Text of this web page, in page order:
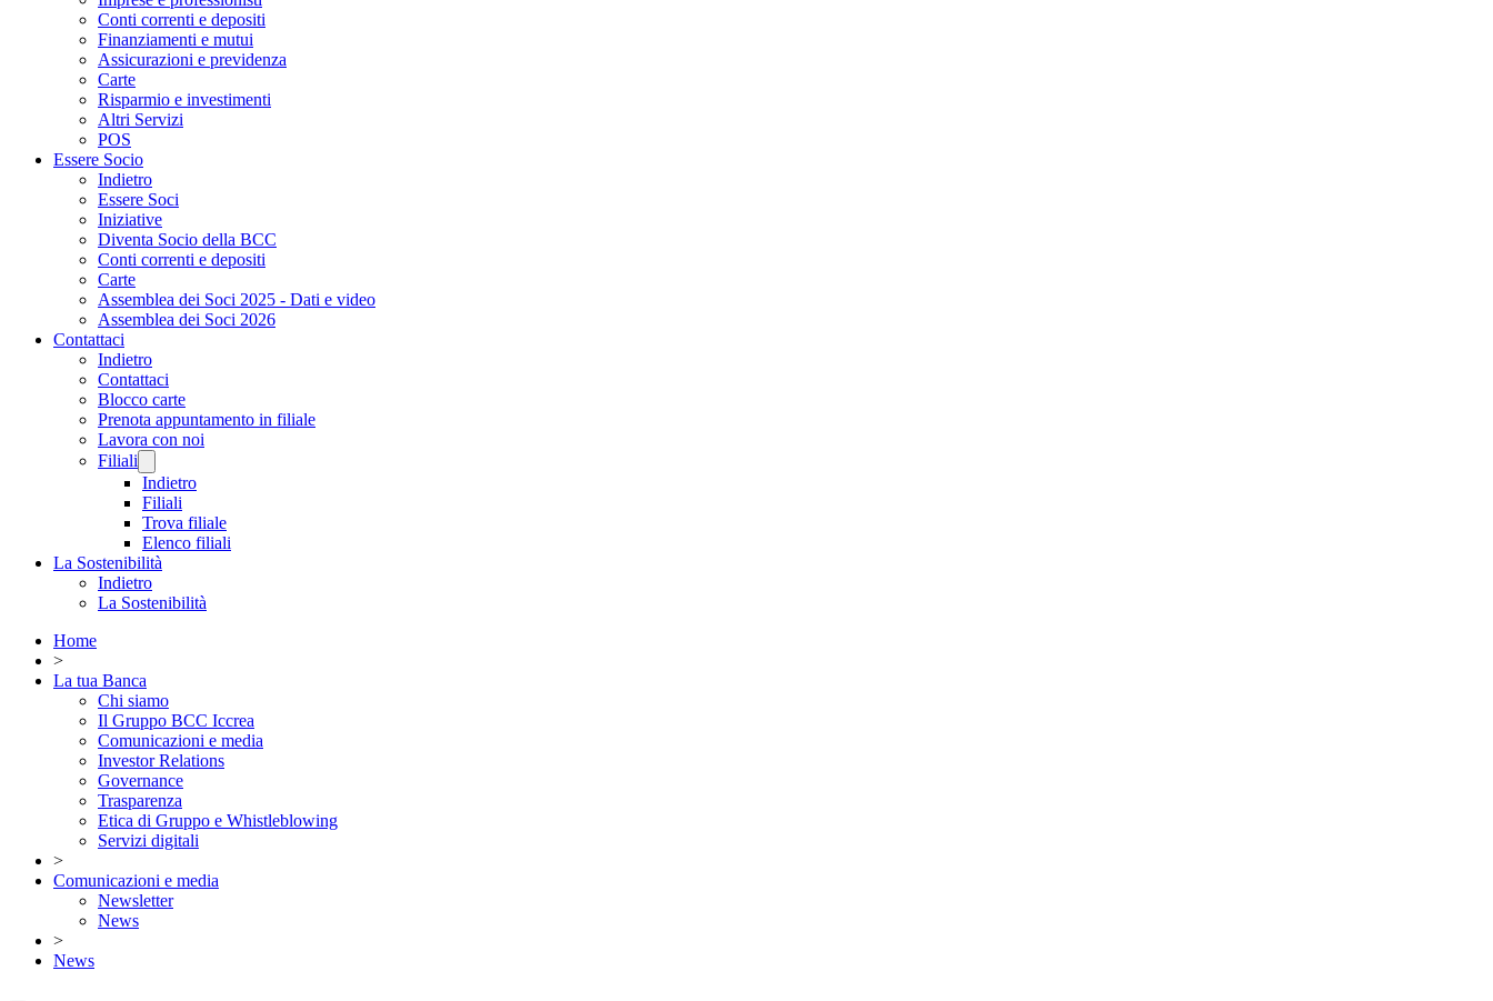
Conti correnti e depositi
Finanziamenti e mutui
Assicurazioni e previdenza
Carte
Risparmio e investimenti
Altri Servizi
POS
Essere Socio
Indietro
Essere Soci
Iniziative
Diventa Socio della BCC
Conti correnti e depositi
Carte
Assemblea dei Soci 2025 - Dati e video
Assemblea dei Soci 2026
Contattaci
Indietro
Contattaci
Blocco carte
Prenota appuntamento in filiale
Lavora con noi
Filiali
Indietro
Filiali
Trova filiale
Elenco filiali
La Sostenibilità
Indietro
La Sostenibilità
Home
>
La tua Banca
Chi siamo
Il Gruppo BCC Iccrea
Comunicazioni e media
Investor Relations
Governance
Trasparenza
Etica di Gruppo e Whistleblowing
Servizi digitali
>
Comunicazioni e media
Newsletter
News
>
News